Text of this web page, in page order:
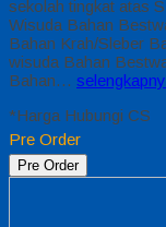
sekolah tingkat atas
Wisuda Bahan
Bahan Krah/Sleber
wisuda Bahan
Bahan…
*Harga Hubungi CS
Pre Order
Pre Order